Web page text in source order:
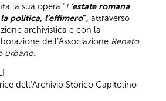
la sua opera “L ’estate romana
politica, l’effimero”, attraverso
archivistica e con la
dell’Associazione Renato
urbano.
dell’Archivio Storico Capitolino